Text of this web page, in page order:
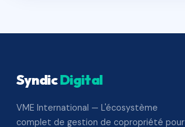
SyndicDigital
VME International — L'écosystème
complet de gestion de copropriété pour